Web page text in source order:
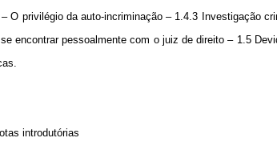
O privilégio da auto-incriminação – 1.4.3 Investigação
encontrar pessoalmente com o juiz de direito – 1.5
introdutórias